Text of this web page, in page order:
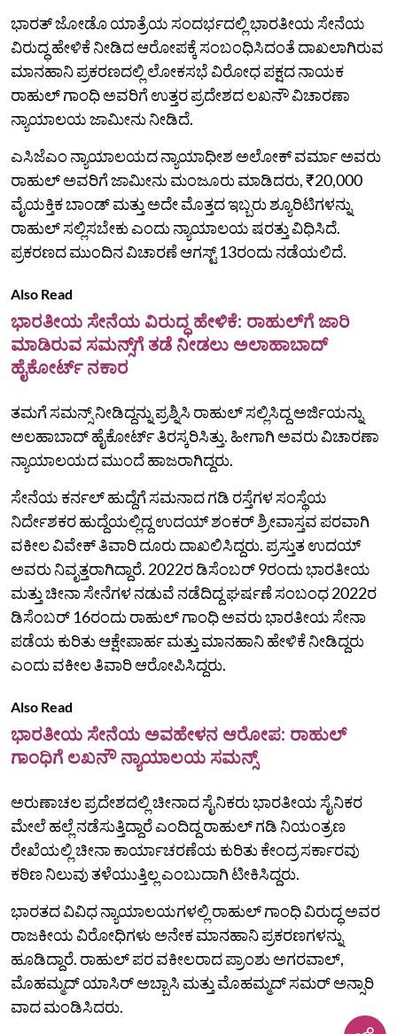
ಭಾರತ್‌ ಜೋಡೊ ಯಾತ್ರೆಯ ಸಂದರ್ಭದಲ್ಲಿ ಭಾರತೀಯ ಸೇನೆಯ
ವಿರುದ್ಧ ಹೇಳಿಕೆ ನೀಡಿದ ಆರೋಪಕ್ಕೆ ಸಂಬಂಧಿಸಿದಂತೆ ದಾಖಲಾಗಿರುವ
ಮಾನಹಾನಿ ಪ್ರಕರಣದಲ್ಲಿ ಲೋಕಸಭೆ ವಿರೋಧ ಪಕ್ಷದ ನಾಯಕ
ರಾಹುಲ್ ಗಾಂಧಿ ಅವರಿಗೆ ಉತ್ತರ ಪ್ರದೇಶದ ಲಖನೌ ವಿಚಾರಣಾ
ನ್ಯಾಯಾಲಯ ಜಾಮೀನು ನೀಡಿದೆ.
ಎಸಿಜೆಎಂ ನ್ಯಾಯಾಲಯದ ನ್ಯಾಯಾಧೀಶ ಅಲೋಕ್ ವರ್ಮಾ ಅವರು
ರಾಹುಲ್‌ ಅವರಿಗೆ ಜಾಮೀನು ಮಂಜೂರು ಮಾಡಿದರು, ₹20,000
ವೈಯಕ್ತಿಕ ಬಾಂಡ್ ಮತ್ತು ಅದೇ ಮೊತ್ತದ ಇಬ್ಬರು ಶ್ಯೂರಿಟಿಗಳನ್ನು
ರಾಹುಲ್‌ ಸಲ್ಲಿಸಬೇಕು ಎಂದು ನ್ಯಾಯಾಲಯ ಷರತ್ತು ವಿಧಿಸಿದೆ.
ಪ್ರಕರಣದ ಮುಂದಿನ ವಿಚಾರಣೆ ಆಗಸ್ಟ್ 13ರಂದು ನಡೆಯಲಿದೆ.
Also Read
ಭಾರತೀಯ ಸೇನೆಯ ವಿರುದ್ಧ ಹೇಳಿಕೆ: ರಾಹುಲ್‌ಗೆ ಜಾರಿ
ಮಾಡಿರುವ ಸಮನ್ಸ್‌ಗೆ ತಡೆ ನೀಡಲು ಅಲಾಹಾಬಾದ್‌
ಹೈಕೋರ್ಟ್‌ ನಕಾರ
ತಮಗೆ ಸಮನ್ಸ್ ನೀಡಿದ್ದನ್ನು ಪ್ರಶ್ನಿಸಿ ರಾಹುಲ್‌ ಸಲ್ಲಿಸಿದ್ದ ಅರ್ಜಿಯನ್ನು
ಅಲಹಾಬಾದ್ ಹೈಕೋರ್ಟ್ ತಿರಸ್ಕರಿಸಿತ್ತು. ಹೀಗಾಗಿ ಅವರು ವಿಚಾರಣಾ
ನ್ಯಾಯಾಲಯದ ಮುಂದೆ ಹಾಜರಾಗಿದ್ದರು.
ಸೇನೆಯ ಕರ್ನಲ್‌ ಹುದ್ದೆಗೆ ಸಮನಾದ ಗಡಿ ರಸ್ತೆಗಳ ಸಂಸ್ಥೆಯ
ನಿರ್ದೇಶಕರ ಹುದ್ದೆಯಲ್ಲಿದ್ದ ಉದಯ್‌ ಶಂಕರ್‌ ಶ್ರೀವಾಸ್ತವ ಪರವಾಗಿ
ವಕೀಲ ವಿವೇಕ್‌ ತಿವಾರಿ ದೂರು ದಾಖಲಿಸಿದ್ದರು. ಪ್ರಸ್ತುತ ಉದಯ್‌
ಅವರು ನಿವೃತ್ತರಾಗಿದ್ದಾರೆ. 2022ರ ಡಿಸೆಂಬರ್‌ 9ರಂದು ಭಾರತೀಯ
ಮತ್ತು ಚೀನಾ ಸೇನೆಗಳ ನಡುವೆ ನಡೆದಿದ್ದ ಘರ್ಷಣೆ ಸಂಬಂಧ 2022ರ
ಡಿಸೆಂಬರ್‌ 16ರಂದು ರಾಹುಲ್‌ ಗಾಂಧಿ ಅವರು ಭಾರತೀಯ ಸೇನಾ
ಪಡೆಯ ಕುರಿತು ಆಕ್ಷೇಪಾರ್ಹ ಮತ್ತು ಮಾನಹಾನಿ ಹೇಳಿಕೆ ನೀಡಿದ್ದರು
ಎಂದು ವಕೀಲ ತಿವಾರಿ ಆರೋಪಿಸಿದ್ದರು.
Also Read
ಭಾರತೀಯ ಸೇನೆಯ ಅವಹೇಳನ ಆರೋಪ: ರಾಹುಲ್
ಗಾಂಧಿಗೆ ಲಖನೌ ನ್ಯಾಯಾಲಯ ಸಮನ್ಸ್
ಅರುಣಾಚಲ ಪ್ರದೇಶದಲ್ಲಿ ಚೀನಾದ ಸೈನಿಕರು ಭಾರತೀಯ ಸೈನಿಕರ
ಮೇಲೆ ಹಲ್ಲೆ ನಡೆಸುತ್ತಿದ್ದಾರೆ ಎಂದಿದ್ದ ರಾಹುಲ್‌ ಗಡಿ ನಿಯಂತ್ರಣ
ರೇಖೆಯಲ್ಲಿ ಚೀನಾ ಕಾರ್ಯಾಚರಣೆಯ ಕುರಿತು ಕೇಂದ್ರ ಸರ್ಕಾರವು
ಕಠಿಣ ನಿಲುವು ತಳೆಯುತ್ತಿಲ್ಲ ಎಂಬುದಾಗಿ ಟೀಕಿಸಿದ್ದರು.
ಭಾರತದ ವಿವಿಧ ನ್ಯಾಯಾಲಯಗಳಲ್ಲಿ ರಾಹುಲ್‌ ಗಾಂಧಿ ವಿರುದ್ಧ ಅವರ
ರಾಜಕೀಯ ವಿರೋಧಿಗಳು ಅನೇಕ ಮಾನಹಾನಿ ಪ್ರಕರಣಗಳನ್ನು
ಹೂಡಿದ್ದಾರೆ. ರಾಹುಲ್ ಪರ ವಕೀಲರಾದ ಪ್ರಾಂಶು ಅಗರವಾಲ್,
ಮೊಹಮ್ಮದ್ ಯಾಸಿರ್ ಅಬ್ಬಾಸಿ ಮತ್ತು ಮೊಹಮ್ಮದ್ ಸಮರ್ ಅನ್ಸಾರಿ
ವಾದ ಮಂಡಿಸಿದರು.‌